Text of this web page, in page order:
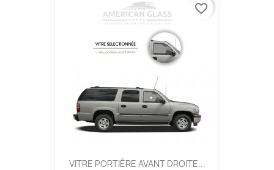
VITRE PORTIÈRE AVANT DROITE...
favorite_border